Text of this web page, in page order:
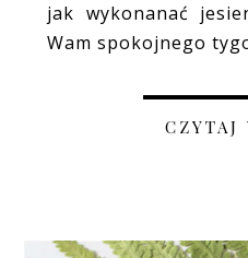
jak wykonanać
Wam spokojnego
CZYTAJ